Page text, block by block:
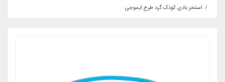
استخر بادی کودک گرد طرح ایموجی